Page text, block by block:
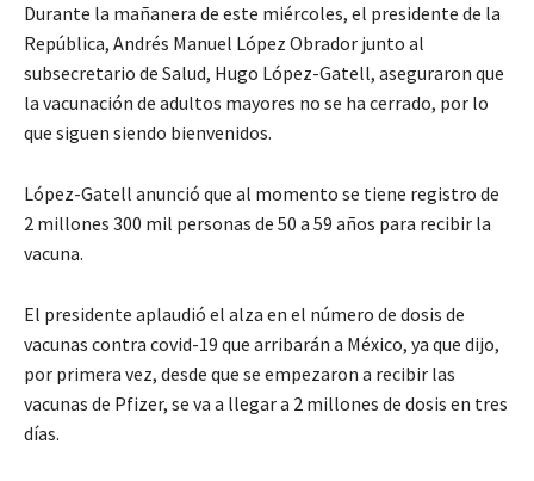
Durante la mañanera de este miércoles, el presidente de la
República, Andrés Manuel López Obrador junto al
subsecretario de Salud, Hugo López-Gatell, aseguraron que
la vacunación de adultos mayores no se ha cerrado, por lo
que siguen siendo bienvenidos.
López-Gatell anunció que al momento se tiene registro de
2 millones 300 mil personas de 50 a 59 años para recibir la
vacuna.
El presidente aplaudió el alza en el número de dosis de
vacunas contra covid-19 que arribarán a México, ya que dijo,
por primera vez, desde que se empezaron a recibir las
vacunas de Pfizer, se va a llegar a 2 millones de dosis en tres
días.